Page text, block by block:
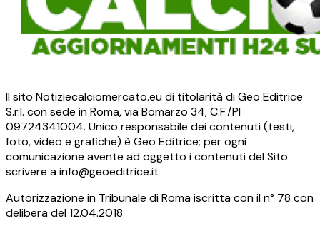
Il sito Notiziecalciomercato.eu di titolarità di Geo Editrice
S.r.l. con sede in Roma, via Bomarzo 34, C.F./PI
09724341004. Unico responsabile dei contenuti (testi,
foto, video e grafiche) è Geo Editrice; per ogni
comunicazione avente ad oggetto i contenuti del Sito
scrivere a info@geoeditrice.it
Autorizzazione in Tribunale di Roma iscritta con il n° 78 con
delibera del 12.04.2018